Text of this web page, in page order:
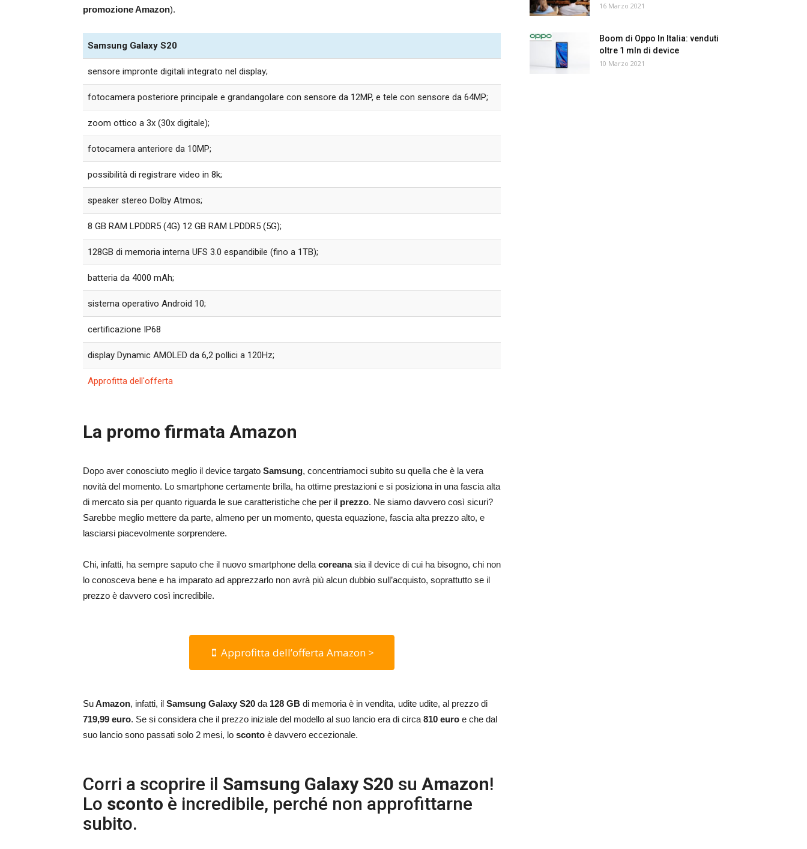
promozione Amazon).
Samsung Galaxy S20
sensore impronte digitali integrato nel display;
fotocamera posteriore principale e grandangolare con sensore da 12MP, e tele con sensore da 64MP;
zoom ottico a 3x (30x digitale);
fotocamera anteriore da 10MP;
possibilità di registrare video in 8k;
speaker stereo Dolby Atmos;
8 GB RAM LPDDR5 (4G) 12 GB RAM LPDDR5 (5G);
128GB di memoria interna UFS 3.0 espandibile (fino a 1TB);
batteria da 4000 mAh;
sistema operativo Android 10;
certificazione IP68
display Dynamic AMOLED da 6,2 pollici a 120Hz;
Approfitta dell'offerta
La promo firmata Amazon
Dopo aver conosciuto meglio il device targato Samsung, concentriamoci subito su quella che è la vera
novità del momento. Lo smartphone certamente brilla, ha ottime prestazioni e si posiziona in una fascia alta
di mercato sia per quanto riguarda le sue caratteristiche che per il prezzo. Ne siamo davvero così sicuri?
Sarebbe meglio mettere da parte, almeno per un momento, questa equazione, fascia alta prezzo alto, e
lasciarsi piacevolmente sorprendere.
Chi, infatti, ha sempre saputo che il nuovo smartphone della coreanasia il device di cui ha bisogno, chi non
lo conosceva bene e ha imparato ad apprezzarlo non avrà più alcun dubbio sull’acquisto, soprattutto se il
prezzo è davvero così incredibile.
Approfitta dell’offerta Amazon >
SuAmazon, infatti, il Samsung Galaxy S20 da 128 GB di memoria è in vendita, udite udite, al prezzo di
719,99 euro. Se si considera che il prezzo iniziale del modello al suo lancio era di circa 810 euro e che dal
suo lancio sono passati solo 2 mesi, lo sconto è davvero eccezionale.
Corri a scoprire il Samsung Galaxy S20 su Amazon!
Lo sconto è incredibile, perché non approfittarne
subito.
16 Marzo 2021
Boom di Oppo In Italia: venduti
oltre 1 mln di device
10 Marzo 2021